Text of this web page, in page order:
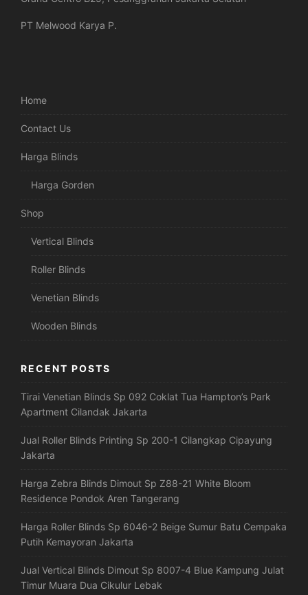
PT Melwood Karya P.
Home
Contact Us
Harga Blinds
Harga Gorden
Shop
Vertical Blinds
Roller Blinds
Venetian Blinds
Wooden Blinds
RECENT POSTS
Tirai Venetian Blinds Sp 092 Coklat Tua Hampton’s Park
Apartment Cilandak Jakarta
Jual Roller Blinds Printing Sp 200-1 Cilangkap Cipayung
Jakarta
Harga Zebra Blinds Dimout Sp Z88-21 White Bloom
Residence Pondok Aren Tangerang
Harga Roller Blinds Sp 6046-2 Beige Sumur Batu Cempaka
Putih Kemayoran Jakarta
Jual Vertical Blinds Dimout Sp 8007-4 Blue Kampung Julat
Timur Muara Dua Cikulur Lebak